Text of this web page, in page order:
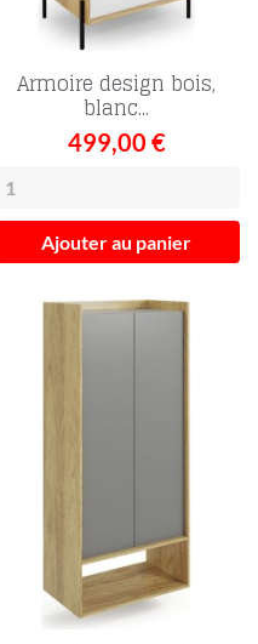
Armoire design bois,
blanc...
499,00 €
Ajouter au panier